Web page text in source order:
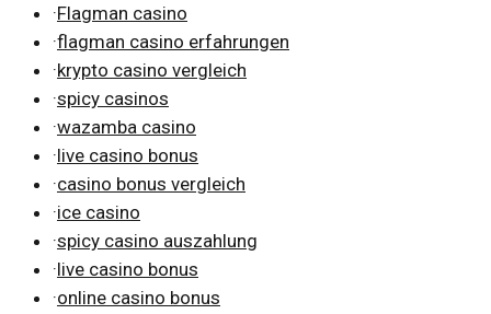
·Flagman casino
·flagman casino erfahrungen
·krypto casino vergleich
·spicy casinos
·wazamba casino
·live casino bonus
·casino bonus vergleich
·ice casino
·spicy casino auszahlung
·live casino bonus
·online casino bonus